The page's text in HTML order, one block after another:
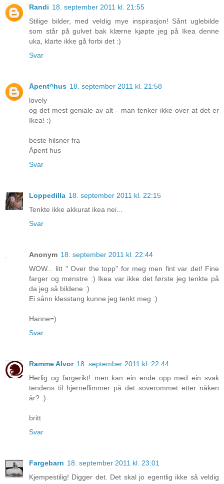
Randi 18. september 2011 kl. 21:55
Stilige bilder, med veldig mye inspirasjon! Sånt uglebilde
som står på gulvet bak klærne kjøpte jeg på Ikea denne
uka, klarte ikke gå forbi det :)
Svar
Åpent^hus 18. september 2011 kl. 21:58
lovely
og det mest geniale av alt - man tenker ikke over at det er
Ikea! :)
beste hilsner fra
Åpent hus
Svar
Loppedilla 18. september 2011 kl. 22:15
Tenkte ikke akkurat ikea nei...
Svar
Anonym 18. september 2011 kl. 22:44
WOW... litt " Over the topp" for meg men fint var det! Fine
farger og mønstre :) Ikea var ikke det første jeg tenkte på
da jeg så bildene :)
Ei sånn klesstang kunne jeg tenkt meg :)
Hanne=)
Svar
Ramme Alvor 18. september 2011 kl. 22:44
Herlig og fargerikt!..men kan ein ende opp med ein svak
tendens til hjerneflimmer på det soverommet etter nåken
år? :)
britt
Svar
Fargebarn 18. september 2011 kl. 23:01
Kjempestilig! Digger det. Det skal jo egentlig ikke så veldig